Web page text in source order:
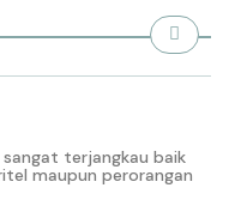
terjangkau baik
maupun perorangan